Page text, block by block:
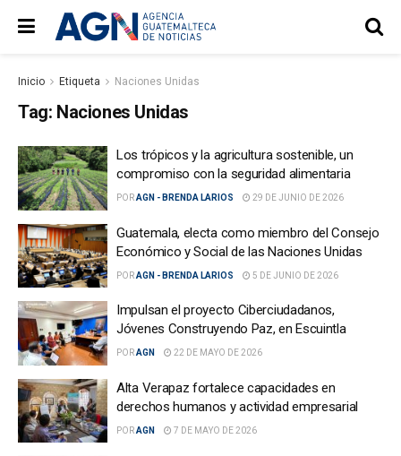
Inicio Etiqueta Naciones Unidas
Tag: Naciones Unidas
Los trópicos y la agricultura sostenible, un
compromiso con la seguridad alimentaria
PORAGN - BRENDA LARIOS 29 DE JUNIO DE 2026
Guatemala, electa como miembro del Consejo
Económico y Social de las Naciones Unidas
PORAGN - BRENDA LARIOS 5 DE JUNIO DE 2026
Impulsan el proyecto Ciberciudadanos,
Jóvenes Construyendo Paz, en Escuintla
PORAGN 22 DE MAYO DE 2026
Alta Verapaz fortalece capacidades en
derechos humanos y actividad empresarial
PORAGN 7 DE MAYO DE 2026